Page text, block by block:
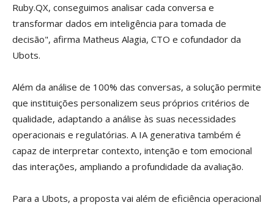
Ruby.QX, conseguimos analisar cada conversa e
transformar dados em inteligência para tomada de
decisão", afirma Matheus Alagia, CTO e cofundador da
Ubots.
Além da análise de 100% das conversas, a solução permite
que instituições personalizem seus próprios critérios de
qualidade, adaptando a análise às suas necessidades
operacionais e regulatórias. A IA generativa também é
capaz de interpretar contexto, intenção e tom emocional
das interações, ampliando a profundidade da avaliação.
Para a Ubots, a proposta vai além de eficiência operacional